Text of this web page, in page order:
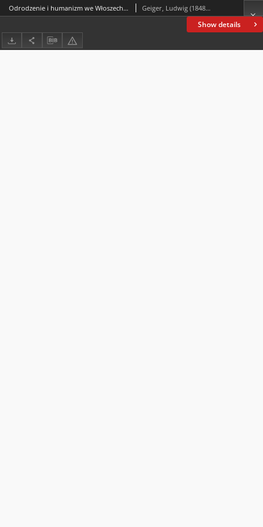
Show details
Odrodzenie i humanizm we Włoszech i Niemczech Geiger, Ludwig (1848-1919)